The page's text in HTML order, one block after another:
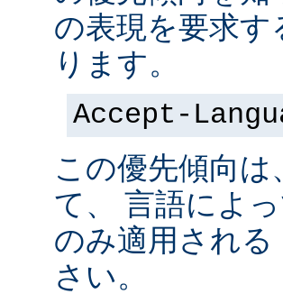
の表現を要求
ります。
Accept-
この優先傾向
て、 言語によ
のみ適用され
さい。